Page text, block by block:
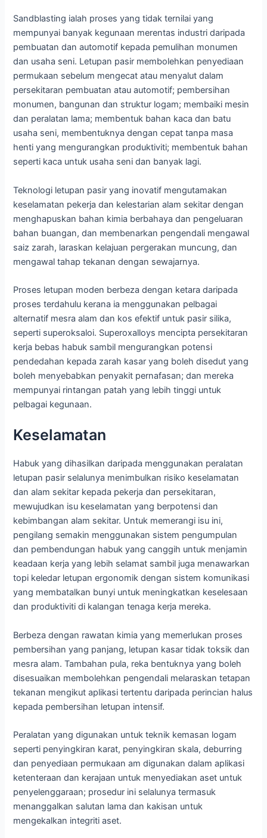
Sandblasting ialah proses yang tidak ternilai yang
mempunyai banyak kegunaan merentas industri daripada
pembuatan dan automotif kepada pemulihan monumen
dan usaha seni. Letupan pasir membolehkan penyediaan
permukaan sebelum mengecat atau menyalut dalam
persekitaran pembuatan atau automotif; pembersihan
monumen, bangunan dan struktur logam; membaiki mesin
dan peralatan lama; membentuk bahan kaca dan batu
usaha seni, membentuknya dengan cepat tanpa masa
henti yang mengurangkan produktiviti; membentuk bahan
seperti kaca untuk usaha seni dan banyak lagi.
Teknologi letupan pasir yang inovatif mengutamakan
keselamatan pekerja dan kelestarian alam sekitar dengan
menghapuskan bahan kimia berbahaya dan pengeluaran
bahan buangan, dan membenarkan pengendali mengawal
saiz zarah, laraskan kelajuan pergerakan muncung, dan
mengawal tahap tekanan dengan sewajarnya.
Proses letupan moden berbeza dengan ketara daripada
proses terdahulu kerana ia menggunakan pelbagai
alternatif mesra alam dan kos efektif untuk pasir silika,
seperti superoksaloi. Superoxalloys mencipta persekitaran
kerja bebas habuk sambil mengurangkan potensi
pendedahan kepada zarah kasar yang boleh disedut yang
boleh menyebabkan penyakit pernafasan; dan mereka
mempunyai rintangan patah yang lebih tinggi untuk
pelbagai kegunaan.
Keselamatan
Habuk yang dihasilkan daripada menggunakan peralatan
letupan pasir selalunya menimbulkan risiko keselamatan
dan alam sekitar kepada pekerja dan persekitaran,
mewujudkan isu keselamatan yang berpotensi dan
kebimbangan alam sekitar. Untuk memerangi isu ini,
pengilang semakin menggunakan sistem pengumpulan
dan pembendungan habuk yang canggih untuk menjamin
keadaan kerja yang lebih selamat sambil juga menawarkan
topi keledar letupan ergonomik dengan sistem komunikasi
yang membatalkan bunyi untuk meningkatkan keselesaan
dan produktiviti di kalangan tenaga kerja mereka.
Berbeza dengan rawatan kimia yang memerlukan proses
pembersihan yang panjang, letupan kasar tidak toksik dan
mesra alam. Tambahan pula, reka bentuknya yang boleh
disesuaikan membolehkan pengendali melaraskan tetapan
tekanan mengikut aplikasi tertentu daripada perincian halus
kepada pembersihan letupan intensif.
Peralatan yang digunakan untuk teknik kemasan logam
seperti penyingkiran karat, penyingkiran skala, deburring
dan penyediaan permukaan am digunakan dalam aplikasi
ketenteraan dan kerajaan untuk menyediakan aset untuk
penyelenggaraan; prosedur ini selalunya termasuk
menanggalkan salutan lama dan kakisan untuk
mengekalkan integriti aset.